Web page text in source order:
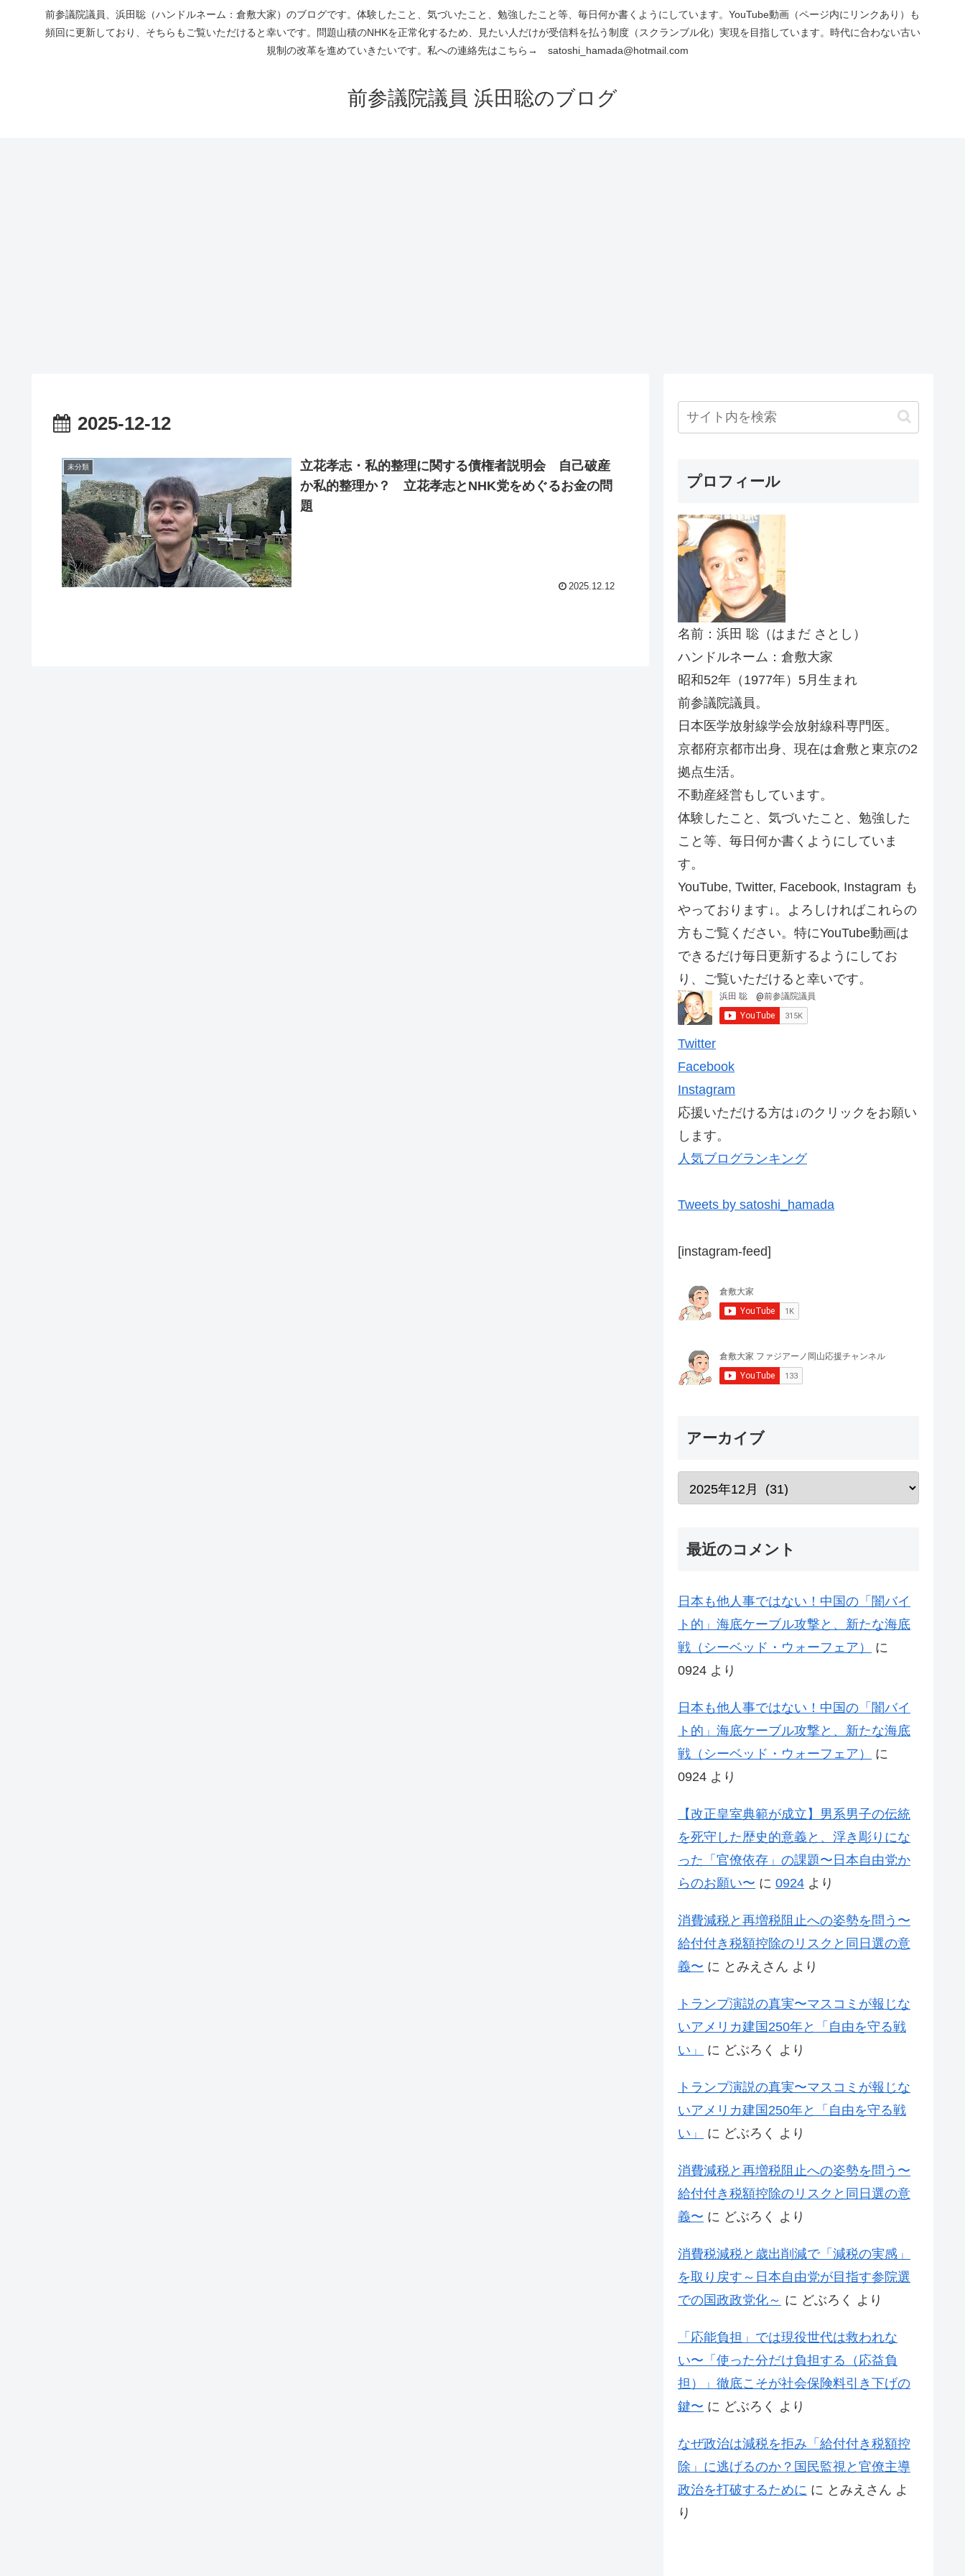
前参議院議員、浜田聡（ハンドルネーム：倉敷大家）のブログです。体験したこと、気づいたこと、勉強したこと等、毎日何か書くようにしています。YouTube動画（ページ内にリンクあり）も
頻回に更新しており、そちらもご覧いただけると幸いです。問題山積のNHKを正常化するため、見たい人だけが受信料を払う制度（スクランブル化）実現を目指しています。時代に合わない古い
規制の改革を進めていきたいです。私への連絡先はこちら→ satoshi_hamada@hotmail.com
前参議院議員 浜田聡のブログ
2025-12-12
未分類
立花孝志・私的整理に関する債権者説明会 自己破産
か私的整理か？ 立花孝志とNHK党をめぐるお金の問
題
2025.12.12
プロフィール
名前：浜田 聡（はまだ さとし）
ハンドルネーム：倉敷大家
昭和52年（1977年）5月生まれ
前参議院議員。
日本医学放射線学会放射線科専門医。
京都府京都市出身、現在は倉敷と東京の2
拠点生活。
不動産経営もしています。
体験したこと、気づいたこと、勉強した
こと等、毎日何か書くようにしていま
す。
YouTube, Twitter, Facebook, Instagram も
やっております↓。よろしければこれらの
方もご覧ください。特にYouTube動画は
できるだけ毎日更新するようにしてお
り、ご覧いただけると幸いです。
Twitter
Facebook
Instagram
応援いただける方は↓のクリックをお願い
します。
人気ブログランキング
Tweets by satoshi_hamada
[instagram-feed]
アーカイブ
最近のコメント
日本も他人事ではない！中国の「闇バイ
ト的」海底ケーブル攻撃と、新たな海底
戦（シーベッド・ウォーフェア）
に
0924 より
日本も他人事ではない！中国の「闇バイ
ト的」海底ケーブル攻撃と、新たな海底
戦（シーベッド・ウォーフェア）
に
0924 より
【改正皇室典範が成立】男系男子の伝統
を死守した歴史的意義と、浮き彫りにな
った「官僚依存」の課題〜日本自由党か
らのお願い〜 に 0924 より
消費減税と再増税阻止への姿勢を問う〜
給付付き税額控除のリスクと同日選の意
義〜 に とみえさん より
トランプ演説の真実〜マスコミが報じな
いアメリカ建国250年と「自由を守る戦
い」
に どぶろく より
トランプ演説の真実〜マスコミが報じな
いアメリカ建国250年と「自由を守る戦
い」
に どぶろく より
消費減税と再増税阻止への姿勢を問う〜
給付付き税額控除のリスクと同日選の意
義〜 に どぶろく より
消費税減税と歳出削減で「減税の実感」
を取り戻す～日本自由党が目指す参院選
での国政政党化～ に どぶろく より
「応能負担」では現役世代は救われな
い〜「使った分だけ負担する（応益負
担）」徹底こそが社会保険料引き下げの
鍵〜 に どぶろく より
なぜ政治は減税を拒み「給付付き税額控
除」に逃げるのか？国民監視と官僚主導
政治を打破するために に とみえさん よ
り